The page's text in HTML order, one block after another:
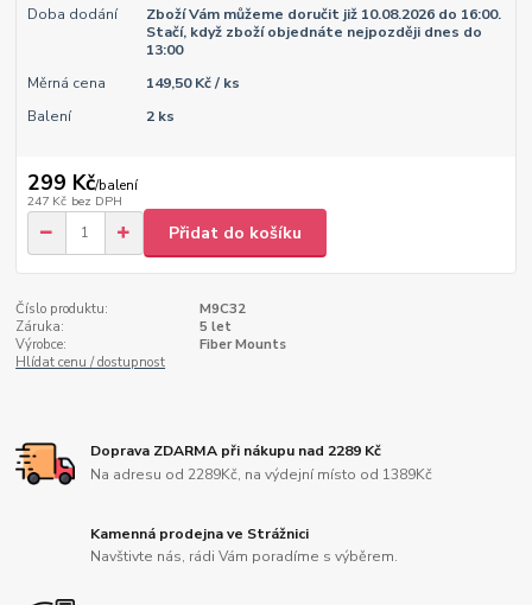
Doba dodání
Zboží Vám můžeme doručit již 10.08.2026 do 16:00.
Stačí, když zboží objednáte nejpozději dnes do
13:00
Měrná cena
149,50 Kč / ks
Balení
2 ks
299 Kč/balení
247 Kč bez DPH
Přidat do košíku
Číslo produktu:
M9C32
Záruka:
5 let
Výrobce:
Fiber Mounts
Hlídat cenu / dostupnost
Doprava ZDARMA při nákupu nad 2289 Kč
Na adresu od 2289Kč, na výdejní místo od 1389Kč
Kamenná prodejna ve Strážnici
Navštivte nás, rádi Vám poradíme s výběrem.